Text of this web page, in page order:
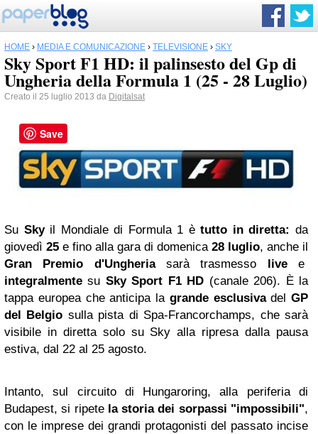
HOME › MEDIA E COMUNICAZIONE › TELEVISIONE › SKY
Sky Sport F1 HD: il palinsesto del Gp di
Ungheria della Formula 1 (25 - 28 Luglio)
Creato il 25 luglio 2013 da Digitalsat
Su Skyil Mondiale di Formula 1 è tutto in diretta: da
giovedì 25 e fino alla gara di domenica 28 luglio, anche il
Gran Premio d'Ungheriasarà trasmesso livee
integralmente su Sky Sport F1 HD (canale 206). È la
tappa europea che anticipa la grande esclusivadel GP
del Belgio sulla pista di Spa-Francorchamps, che sarà
visibile in diretta solo su Sky alla ripresa dalla pausa
estiva, dal 22 al 25 agosto.
Intanto, sul circuito di Hungaroring, alla periferia di
Budapest, si ripetela storia dei sorpassi "impossibili",
con le imprese dei grandi protagonisti del passato incise
Save